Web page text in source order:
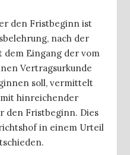
den Fristbeginn ist
nach der
Eingang der vom
Vertragsurkunde
soll, vermittelt
hinreichender
den Fristbeginn. Dies
in einem Urteil